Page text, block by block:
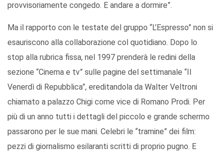
provvisoriamente congedo. E andare a dormire”.
Ma il rapporto con le testate del gruppo “L’Espresso” non si
esauriscono alla collaborazione col quotidiano. Dopo lo
stop alla rubrica fissa, nel 1997 prenderà le redini della
sezione “Cinema e tv” sulle pagine del settimanale “Il
Venerdì di Repubblica”, ereditandola da Walter Veltroni
chiamato a palazzo Chigi come vice di Romano Prodi. Per
più di un anno tutti i dettagli del piccolo e grande schermo
passarono per le sue mani. Celebri le “tramine” dei film:
pezzi di giornalismo esilaranti scritti di proprio pugno. E